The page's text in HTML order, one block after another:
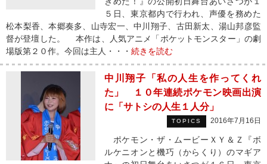
５日、東京都内で行われ、声優を務めた
松本梨香、本郷奏多、山寺宏一、中川翔子、古田新太、湯山邦彦監
督が登壇した。 本作は、人気アニメ「ポケットモンスター」の劇
場版第２０作。今回は主人・・・ 続きを読む
中川翔子「私の人生を作ってくれ
た」 １０年連続ポケモン映画出演
に「サトシの人生１人分」
TOPICS 2016年7月16日
ポケモン・ザ・ムービーＸＹ＆Ｚ『ボ
ルケニオンと機巧（からくり）のマギア